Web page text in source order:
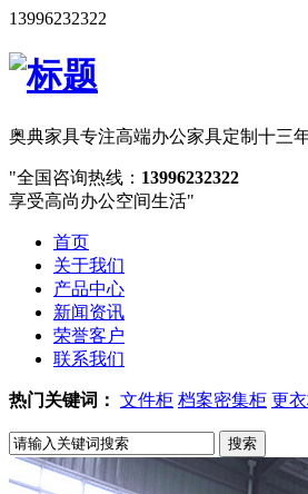
13996232322
奥典家具专注高端办公家具定制十三
全国咨询热线： 13996232322
享受高尚办公空间生活
首页
关于我们
产品中心
新闻资讯
荣誉客户
联系我们
热门关键词： 文件柜 档案密集柜 更
搜索